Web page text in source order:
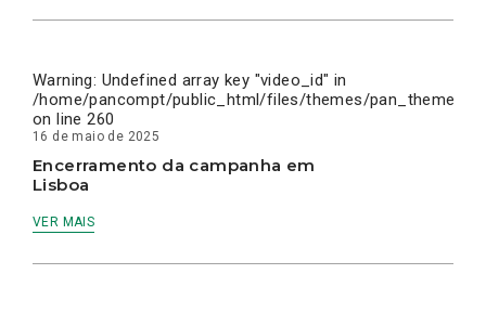
Warning: Undefined array key "video_id" in
/home/pancompt/public_html/files/themes/pan_theme/
on line260
16 de maio de 2025
Encerramento da campanha em
Lisboa
VER MAIS